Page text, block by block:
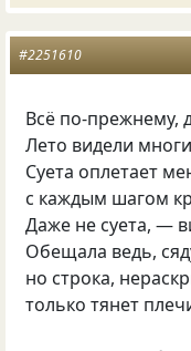
#2251610
Всё по-прежнему,
Лето видели
Суета оплетает
с каждым шагом
Даже не суета, —
Обещала ведь,
но строка,
только тянет